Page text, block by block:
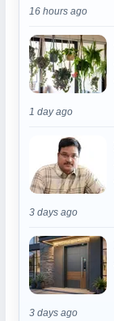
16 hours ago
1 day ago
3 days ago
3 days ago